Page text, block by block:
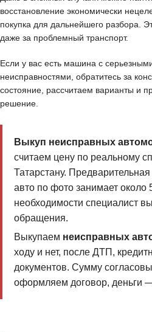
восстановление экономически
покупка для дальнейшего разбора.
даже за проблемный транспорт.
Если у вас есть машина с
неисправностями, обратитесь за
состояние, рассчитаем варианты и
решение.
Выкуп неисправных
считаем цену по реальному
Татарстану.
авто по фото занимает около
необходимости специалист
обращения.
Выкупаем неисправных
ходу и нет, после ДТП,
документов. Сумму
оформляем договор, деньги